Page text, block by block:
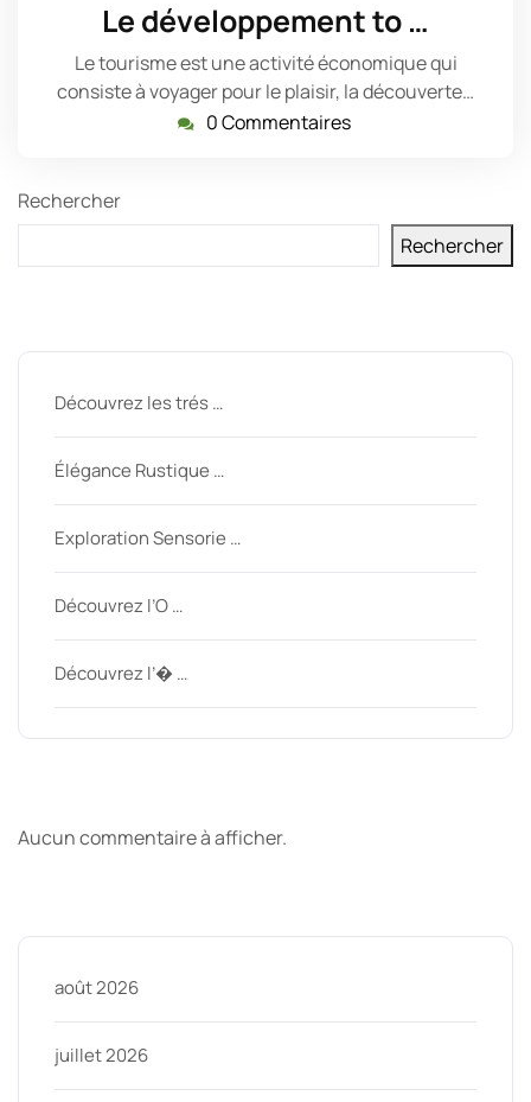
2023
Le développement to …
Le tourisme est une activité économique qui
consiste à voyager pour le plaisir, la découverte…
0 Commentaires
Rechercher
Rechercher
Découvrez les trés …
Élégance Rustique …
Exploration Sensorie …
Découvrez l’O …
Découvrez l’� …
Aucun commentaire à afficher.
août 2026
juillet 2026